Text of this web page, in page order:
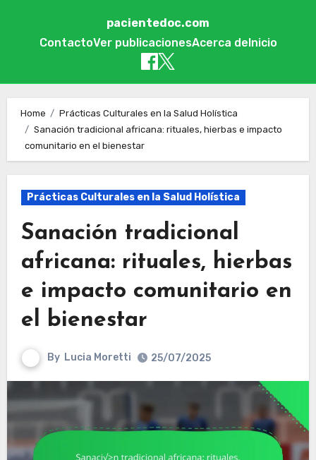
pacientedoc.com
ContactoVer publicacionesAcerca de Inicio
Home
Prácticas Culturales en la Salud Holística
Sanación tradicional africana: rituales, hierbas e impacto
comunitario en el bienestar
Prácticas Culturales en la Salud Holística
Sanación tradicional
africana: rituales, hierbas
e impacto comunitario en
el bienestar
By Lucia Moretti 25/07/2025